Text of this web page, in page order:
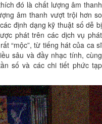
đó là chất lượng âm thanh
âm thanh vượt trội hơn so
định dạng kỹ thuật số dễ bị
phát trên các dịch vụ phát
“mộc”, từ tiếng hát của ca sĩ
sâu và đầy nhạc tính, cùng
số và các chi tiết phức tạp